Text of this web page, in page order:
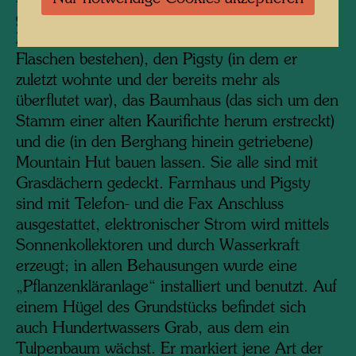
genutzte Bottle House (dessen Wände aus mit
Zement bzw. Mörtel verbundenen, leeren
Flaschen bestehen), den Pigsty (in dem er
zuletzt wohnte und der bereits mehr als
überflutet war), das Baumhaus (das sich um den
Stamm einer alten Kaurifichte herum erstreckt)
und die (in den Berghang hinein getriebene)
Mountain Hut bauen lassen. Sie alle sind mit
Grasdächern gedeckt. Farmhaus und Pigsty
sind mit Telefon- und die Fax Anschluss
ausgestattet, elektronischer Strom wird mittels
Sonnenkollektoren und durch Wasserkraft
erzeugt; in allen Behausungen wurde eine
„Pflanzenkläranlage“ installiert und benutzt. Auf
einem Hügel des Grundstücks befindet sich
auch Hundertwassers Grab, aus dem ein
Tulpenbaum wächst. Er markiert jene Art der